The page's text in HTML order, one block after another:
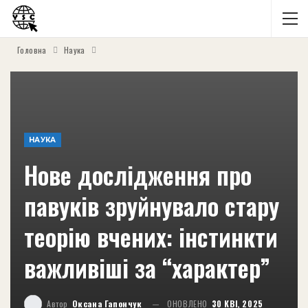
Головна Наука
НАУКА
Нове дослідження про
павуків зруйнувало стару
теорію вчених: інстинкти
важливіші за “характер”
Автор Оксана Гапончук ОНОВЛЕНО 30 КВІ, 2025